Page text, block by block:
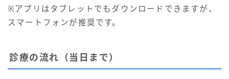
オンライン診療について
セカンドオピニオン（自費診療）
※アプリはタブレットでもダウンロードできますが、
スマートフォンが推奨です。
診療の流れ（当日まで）